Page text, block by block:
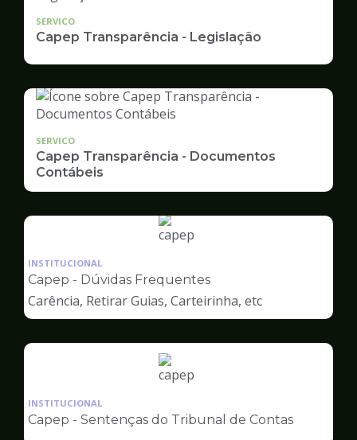
SERVICO
Capep Transparência - Legislação
SERVICO
Capep Transparência - Documentos
Contábeis
Ilustração
pagina
de
Capep
INSTITUCIONAL
Capep - Dúvidas Frequentes
Carência, Retirar Guias, Carteirinha, etc
Ilustração
pagina
INSTITUCIONAL
Capep - Sentenças do Tribunal de Contas